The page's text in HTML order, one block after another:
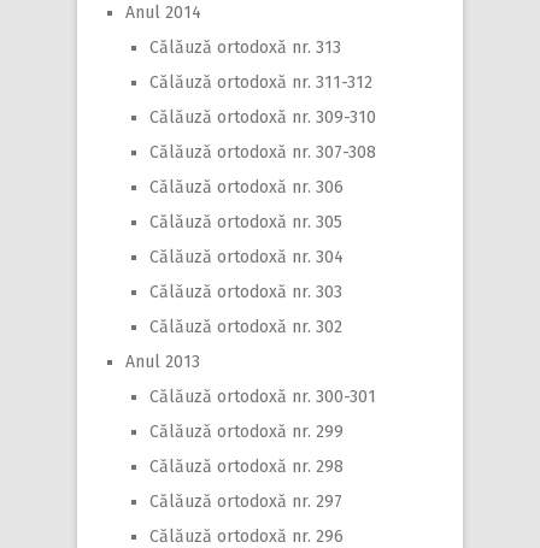
Anul 2014
Călăuză ortodoxă nr. 313
Călăuză ortodoxă nr. 311-312
Călăuză ortodoxă nr. 309-310
Călăuză ortodoxă nr. 307-308
Călăuză ortodoxă nr. 306
Călăuză ortodoxă nr. 305
Călăuză ortodoxă nr. 304
Călăuză ortodoxă nr. 303
Călăuză ortodoxă nr. 302
Anul 2013
Călăuză ortodoxă nr. 300-301
Călăuză ortodoxă nr. 299
Călăuză ortodoxă nr. 298
Călăuză ortodoxă nr. 297
Călăuză ortodoxă nr. 296